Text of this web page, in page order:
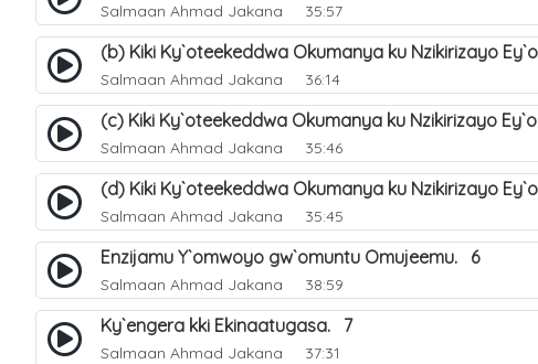
Salmaan Ahmad Jakana 35:57
(b) Kiki Ky`oteekeddwa Okumanya ku Nzikirizayo
Salmaan Ahmad Jakana 36:14
(c) Kiki Ky`oteekeddwa Okumanya ku Nzikirizayo
Salmaan Ahmad Jakana 35:46
(d) Kiki Ky`oteekeddwa Okumanya ku Nzikirizayo
Salmaan Ahmad Jakana 35:45
Enzijamu Y`omwoyo gw`omuntu Omujeemu. 6
Salmaan Ahmad Jakana 38:59
Ky`engera kki Ekinaatugasa. 7
Salmaan Ahmad Jakana 37:31